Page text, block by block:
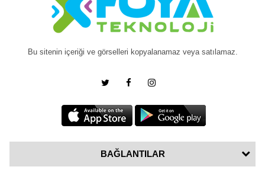
Bu sitenin içeriği ve görselleri kopyalanamaz veya satılamaz.
BAĞLANTILAR